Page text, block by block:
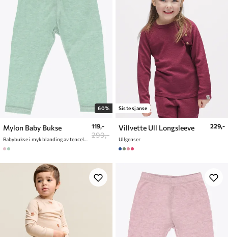
60%
Mylon Baby Bukse
Babybukse i myk blanding av tencel og ull
119,-
299,-
Siste sjanse
Villvette Ull Longsleeve
Ullgenser
229,-